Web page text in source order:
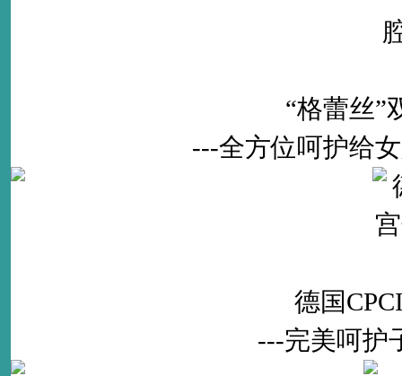
“格蕾丝”
---全方位呵护给
德国
---完美呵护